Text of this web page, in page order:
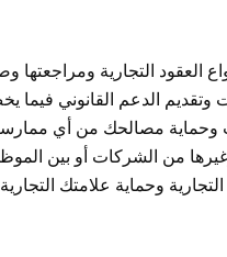
العقود التجارية
وتقديم الدعم القانوني فيما
وحماية مصالحك من أي
من الشركات أو بين
وحماية علامتك